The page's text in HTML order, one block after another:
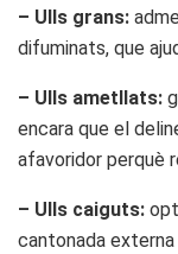
– Ulls grans:
difuminats, que
– Ulls ametllats:
encara que el
afavoridor perquè
– Ulls caiguts:
cantonada